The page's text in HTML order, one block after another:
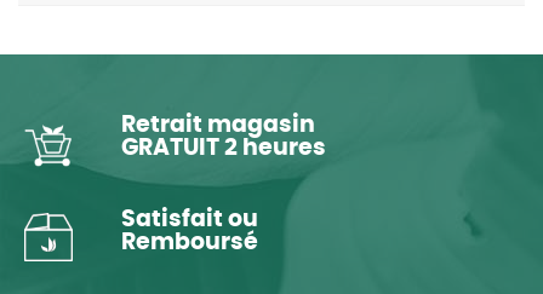
Retrait magasin
GRATUIT 2 heures
Satisfait ou
Remboursé